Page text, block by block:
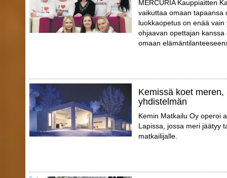
MERCURIA Kauppiaitten
vaikuttaa omaan tapaansa
luokkaopetus on enää
ohjaavan opettajan
omaan
Kemissä koet
yhdistelmän
Kemin Matkailu Oy operoi
Lapissa, jossa meri jäätyy
matkailijalle.